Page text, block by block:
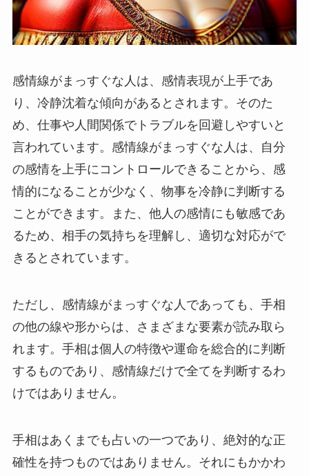
感情線がまっすぐな人は、感情表現が上手であ
り、冷静沈着な傾向があるとされます。そのた
め、仕事や人間関係でトラブルを回避しやすいと
言われています。感情線がまっすぐな人は、自分
の感情を上手にコントロールできることから、感
情的になることが少なく、物事を冷静に判断する
ことができます。また、他人の感情にも敏感であ
るため、相手の気持ちを理解し、適切な対応がで
きるとされています。
ただし、感情線がまっすぐな人であっても、手相
の他の線や形からは、さまざまな要素が読み取ら
れます。手相は個人の特徴や運命を総合的に判断
するものであり、感情線だけで全てを判断するわ
けではありません。
手相はあくまでも占いの一つであり、絶対的な正
確性を持つものではありません。それにもかかわ